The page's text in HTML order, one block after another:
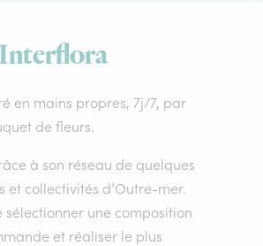
en mains propres, 7j/7, par
de fleurs.
à son réseau de quelques
et collectivités d’Outre-mer.
une composition
et réaliser le plus